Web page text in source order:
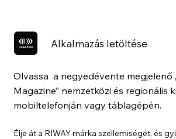
Alkalmazás letöltése
Olvassa a negyedévente megjelenő
Magazine” nemzetközi és regionális
mobiltelefonján vagy táblagépén.
Élje át a RIWAY márka szellemiségét, és